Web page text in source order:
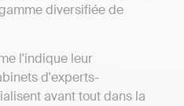
diversifiée de
l'indique leur
d'experts-
avant tout dans la